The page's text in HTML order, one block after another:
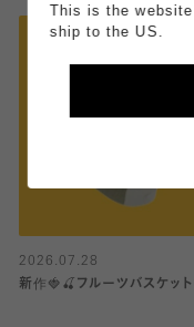
2026.07.28
新作🍓🍒フルーツバスケッ
This is the
ship to the US.